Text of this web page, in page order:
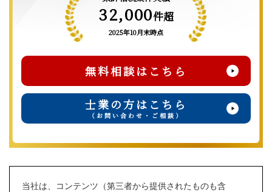
32,000件超
2025年10月末時点
無料相談はこちら
士業の方はこちら
（お問い合わせ・ご相談）
当社は、コンテンツ（第三者から提供されたものも含